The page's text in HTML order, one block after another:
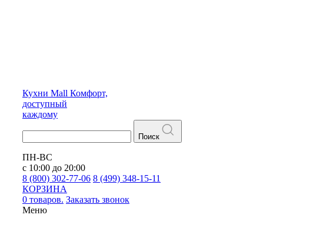
Кухни Mall Комфорт,
доступный
каждому
Поиск
ПН-ВС
с 10:00 до 20:00
8 (800) 302-77-06 8 (499) 348-15-11
КОРЗИНА
0 товаров. Заказать звонок
Меню